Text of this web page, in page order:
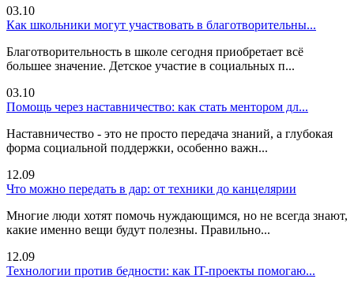
03.10
Как школьники могут участвовать в благотворительны...
Благотворительность в школе сегодня приобретает всё
большее значение. Детское участие в социальных п...
03.10
Помощь через наставничество: как стать ментором дл...
Наставничество - это не просто передача знаний, а глубокая
форма социальной поддержки, особенно важн...
12.09
Что можно передать в дар: от техники до канцелярии
Многие люди хотят помочь нуждающимся, но не всегда знают,
какие именно вещи будут полезны. Правильно...
12.09
Технологии против бедности: как IT-проекты помогаю...